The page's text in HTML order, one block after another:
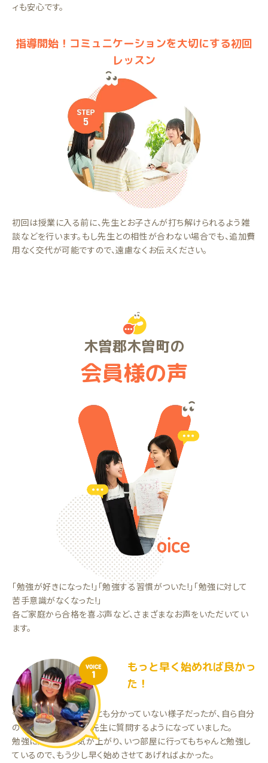
ィも安心です。
指導開始！コミュニケーションを大切にする初回
レッスン
初回は授業に入る前に、先生とお子さんが打ち解けられるよう雑
談などを行います。もし先生との相性が合わない場合でも、追加費
用なく交代が可能ですので、遠慮なくお伝えください。
木曽郡木曽町の
会員様の声
「勉強が好きになった!」「勉強する習慣がついた!」「勉強に対して
苦手意識がなくなった!」
各ご家庭から合格を喜ぶ声など、さまざまなお声をいただいてい
ます。
VOICE
1
もっと早く始めれば良かっ
た！
今までは分からないことも分かっていない様子だったが、自ら自分
の不得意を分析して、先生に質問するようになっていました。
勉強に対してやる気が上がり、いつ部屋に行ってもちゃんと勉強し
ているので、もう少し早く始めさせてあげればよかった。